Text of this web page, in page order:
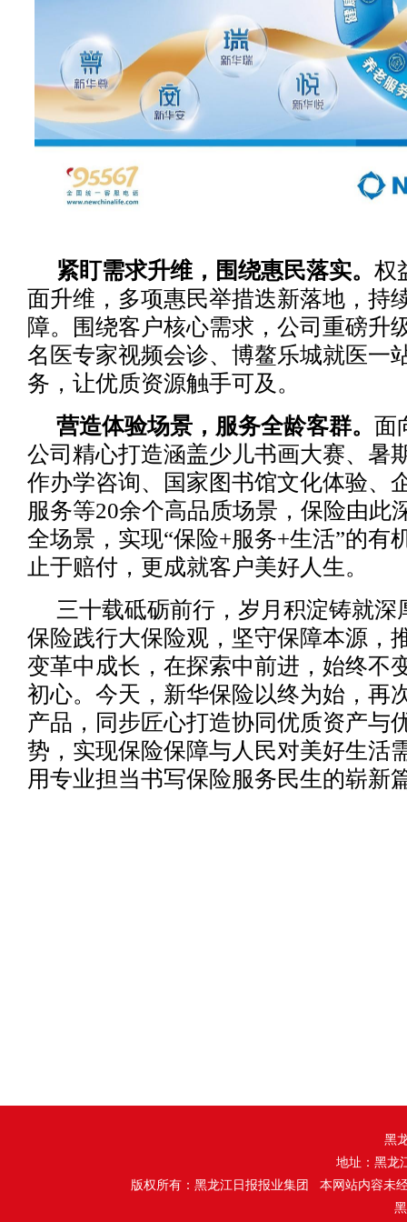
紧盯需求升维，围绕惠民落实。 权
面升维，多项惠民举措迭新落地，持
障。围绕客户核心需求，公司重磅升
名医专家视频会诊、博鳌乐城就医一
务，让优质资源触手可及。
营造体验场景，服务全龄客群。 面
公司精心打造涵盖少儿书画大赛、暑
作办学咨询、国家图书馆文化体验、
服务等20余个高品质场景，保险由此
全场景，实现“保险+服务+生活”的有
止于赔付，更成就客户美好人生。
三十载砥砺前行，岁月积淀铸就深
保险践行大保险观，坚守保障本源，
变革中成长，在探索中前进，始终不
初心。今天，新华保险以终为始，再
产品，同步匠心打造协同优质资产与
势，实现保险保障与人民对美好生活
用专业担当书写保险服务民生的崭新
黑
地址：黑龙
版权所有：黑龙江日报报业集团 本网站内容未